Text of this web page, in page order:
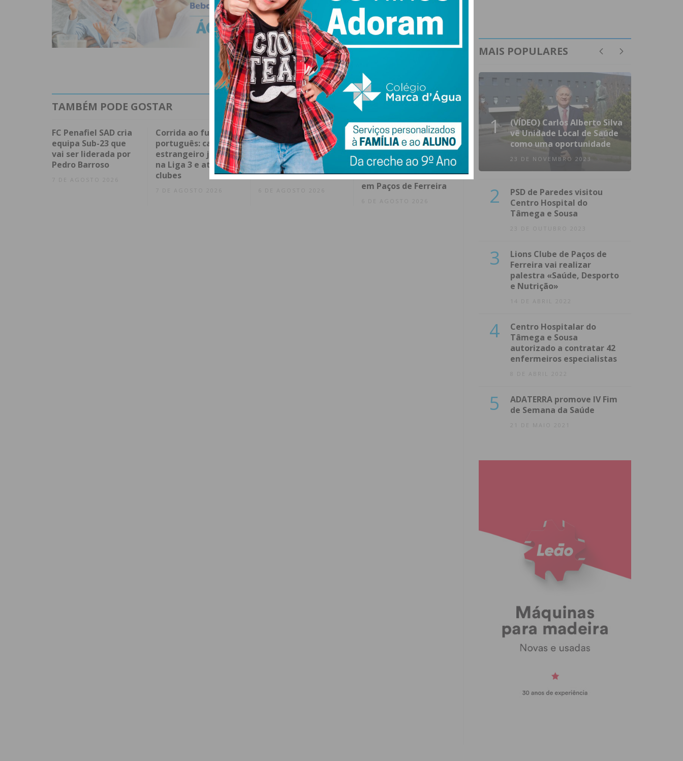
TAMBÉM PODE GOSTAR
FC Penafiel SAD cria
equipa Sub-23 que
vai ser liderada por
Pedro Barroso
7 DE AGOSTO 2026
Corrida ao futebol
português: capital
estrangeiro já entra
na Liga 3 e atrai
clubes
7 DE AGOSTO 2026
Francisco Campos
vence 1.ª etapa da
Volta a Portugal e
Rui Oliveira veste a
Camisola Amarela
6 DE AGOSTO 2026
A tradição
filarmónica cruza-se
com a música
eletrónica no
“Concerto A’Gosto”
em Paços de Ferreira
6 DE AGOSTO 2026
MAIS POPULARES
1
(VÍDEO) Carlos Alberto Silva
vê Unidade Local de Saúde
como uma oportunidade
23 DE NOVEMBRO 2023
2
PSD de Paredes visitou
Centro Hospital do
Tâmega e Sousa
23 DE OUTUBRO 2023
3
Lions Clube de Paços de
Ferreira vai realizar
palestra «Saúde, Desporto
e Nutrição»
14 DE ABRIL 2022
4
Centro Hospitalar do
Tâmega e Sousa
autorizado a contratar 42
enfermeiros especialistas
8 DE ABRIL 2022
5
ADATERRA promove IV Fim
de Semana da Saúde
21 DE MAIO 2021